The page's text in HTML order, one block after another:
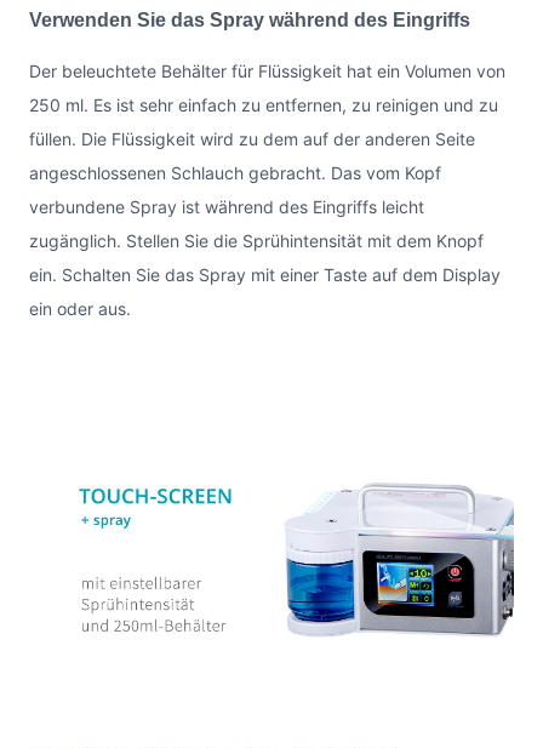
Verwenden Sie das Spray während des Eingriffs
Der beleuchtete Behälter für Flüssigkeit hat ein Volumen von
250 ml. Es ist sehr einfach zu entfernen, zu reinigen und zu
füllen. Die Flüssigkeit wird zu dem auf der anderen Seite
angeschlossenen Schlauch gebracht. Das vom Kopf
verbundene Spray ist während des Eingriffs leicht
zugänglich. Stellen Sie die Sprühintensität mit dem Knopf
ein. Schalten Sie das Spray mit einer Taste auf dem Display
ein oder aus.